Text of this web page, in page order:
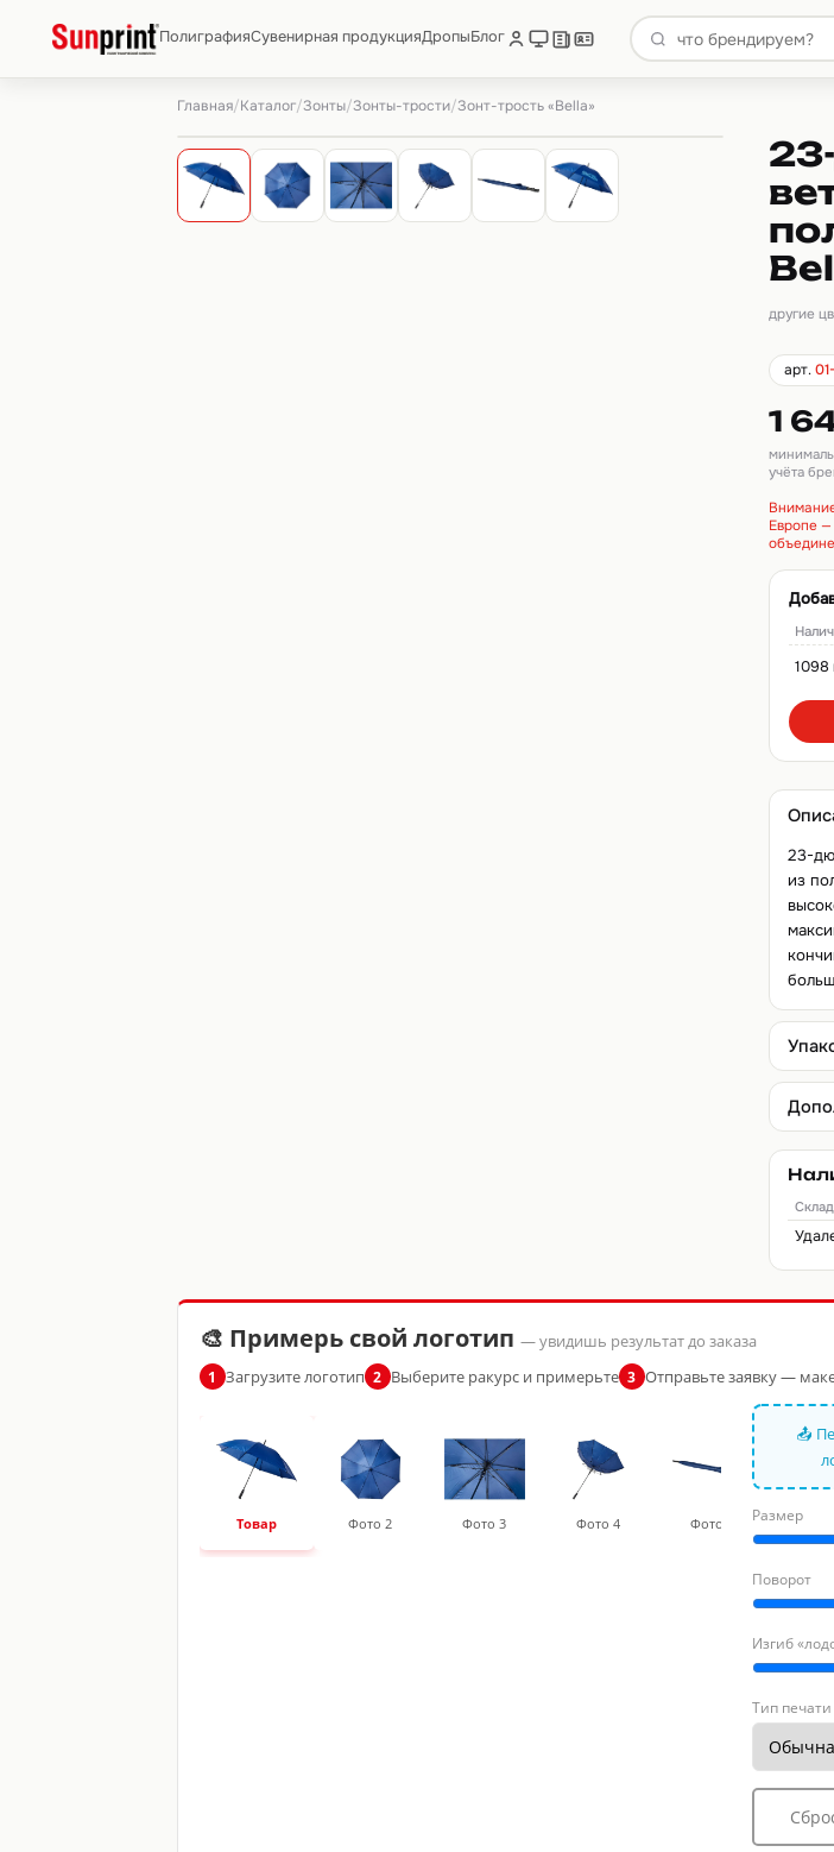
ПолиграфияСувенирная продукцияДропыБлог
Главная/Каталог/Зонты/Зонты-трости/Зонт-трость «Bella»
другие
арт.
1
учёта
Европе
1098
23-
из
Склад
🎨 Примерь свой логотип — увидишь результат до заказа
1 Загрузите логотип 2 Выберите ракурс и примерьте 3 Отправьте заявку —
Товар Фото 2 Фото 3 Фото 4 Фото 5
📤
Размер
Поворот
Изгиб
Тип печати